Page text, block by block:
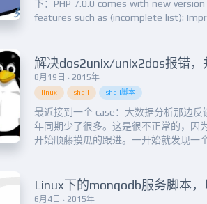
下：PHP 7.0.0 comes with new
features such as (incomplete list):
8月19日 · 2015年
linux shell shell脚本
最近接到一个 case：大数据分析那边
年同期少了很多。这是很不正常的，因
开始顺藤摸瓜的跟进。一开始就发现一
6月4日 · 2015年
Linux下的mongodb服务脚本